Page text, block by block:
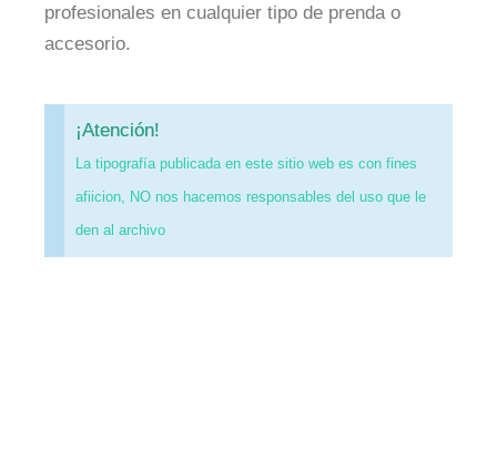
profesionales en cualquier tipo de prenda o
accesorio.
¡Atención!
La tipografía publicada en este sitio web es con fines
afiicion, NO nos hacemos responsables del uso que le
den al archivo